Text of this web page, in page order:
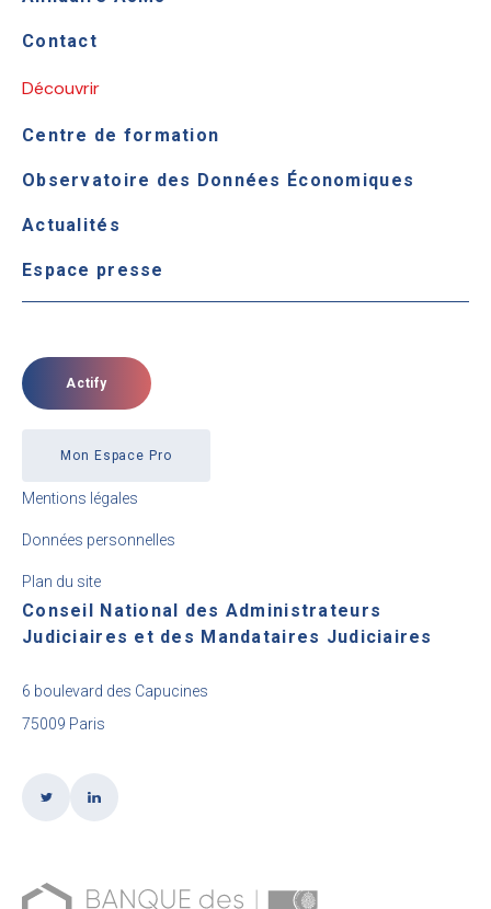
Contact
Découvrir
Centre de formation
Observatoire des Données Économiques
Actualités
Espace presse
Actify
Mon Espace Pro
Mentions légales
Données personnelles
Plan du site
Conseil National des Administrateurs
Judiciaires et des Mandataires Judiciaires
6 boulevard des Capucines
75009 Paris